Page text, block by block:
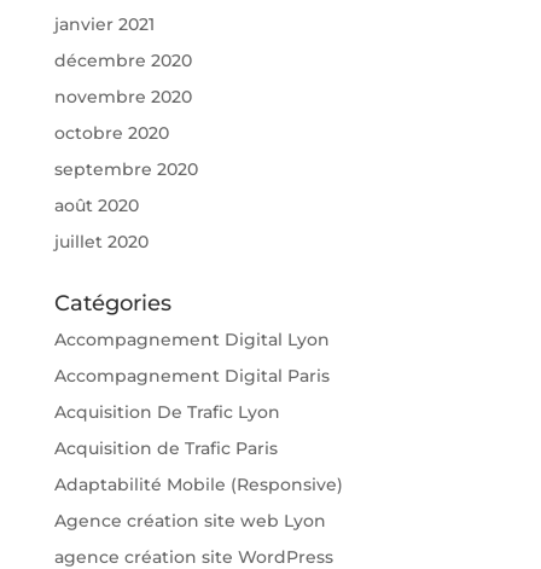
janvier 2021
décembre 2020
novembre 2020
octobre 2020
septembre 2020
août 2020
juillet 2020
Catégories
Accompagnement Digital Lyon
Accompagnement Digital Paris
Acquisition De Trafic Lyon
Acquisition de Trafic Paris
Adaptabilité Mobile (Responsive)
Agence création site web Lyon
agence création site WordPress